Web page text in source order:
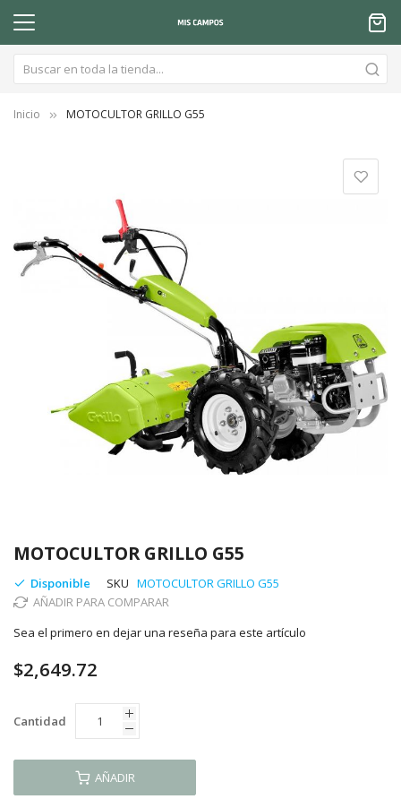
Inicio MOTOCULTOR GRILLO G55
MOTOCULTOR GRILLO G55
Disponible SKU MOTOCULTOR GRILLO G55
AÑADIR PARA COMPARAR
Sea el primero en dejar una reseña para este artículo
$2,649.72
Cantidad
AÑADIR
galería
imágenes
al
comienzo
de
la
de